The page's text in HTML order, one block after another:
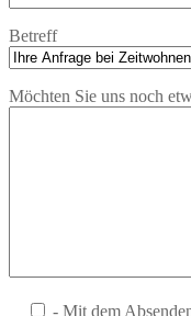
Betreff
Möchten Sie uns noch
- Mit dem